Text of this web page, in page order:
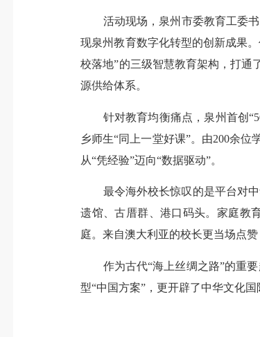
活动现场，泉州市委教育工委书
现泉州教育数字化转型的创新成果
校落地”的三级智慧教育架构，打通
源供给体系。
针对教育均衡痛点，泉州首创
乡师生“同上一堂好课”。由200余
从“凭经验”迈向“数据驱动”。
最令海外校长惊叹的是平台对中
遗馆、古厝群、港口码头。家庭教
庭。来自澳大利亚的校长更当场点
作为古代“海上丝绸之路”的重要
型“中国方案”，更开辟了中华文化国